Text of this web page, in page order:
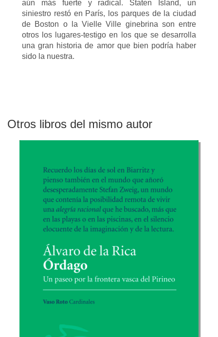
aún más fuerte y radical. Staten Island, un
siniestro restó en París, los parques de la ciudad
de Boston o la Vielle Ville ginebrina son entre
otros los lugares-testigo en los que se desarrolla
una gran historia de amor que bien podría haber
sido la nuestra.
Otros libros del mismo autor